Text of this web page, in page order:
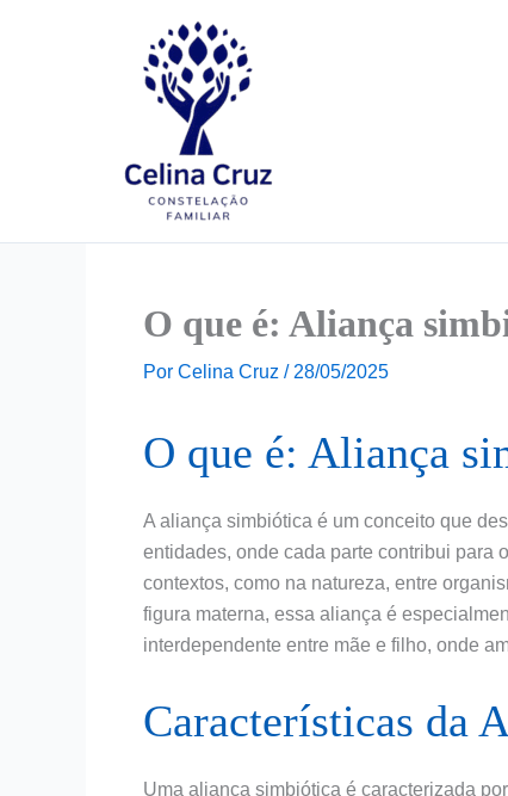
O que é: Aliança
Por Celina Cruz / 28/05/2025
O que é: Aliança
A aliança simbiótica é um conceito que
entidades, onde cada parte contribui para
contextos, como na natureza, entre
figura materna, essa aliança é
interdependente entre mãe e filho, onde
Características da
Uma aliança simbiótica é caracterizada